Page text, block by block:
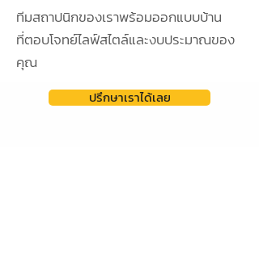
ทีมสถาปนิกของเราพร้อมออกแบบบ้าน
ที่ตอบโจทย์ไลฟ์สไตล์และงบประมาณของ
คุณ
ปรึกษาเราได้เลย